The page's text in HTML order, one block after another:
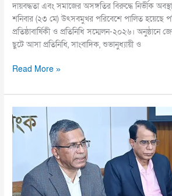
দায়বদ্ধতা এবং সমাজের অসঙ্গতির বিরুদ্ধে নির্ভীক
শনিবার (২৩ মে) উৎসবমুখর পরিবেশে পালিত হয়েছে
প্রতিষ্ঠাবার্ষিকী ও প্রতিনিধি সম্মেলন-২০২৬। অনুষ্ঠানে
ছুটে আসা প্রতিনিধি, সাংবাদিক, শুভানুধ্যায়ী ও
Read More »
বন্ধ
কলকারখানা
পুনরুদ্ধার:
৬০